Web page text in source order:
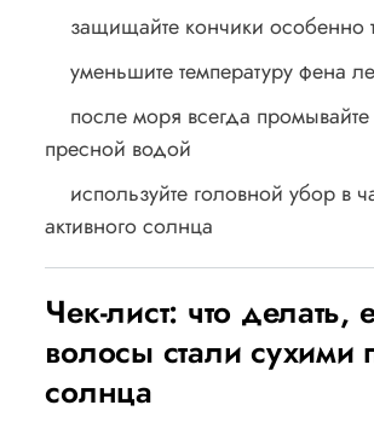
защищайте кончики особенно
уменьшите температуру фена
после моря всегда
пресной водой
используйте головной убор в
активного солнца
Чек-лист: что делать,
волосы стали сухими
солнца